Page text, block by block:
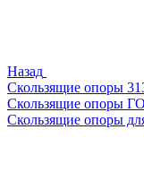
Назад
Скользящие опоры
Скользящие опоры
Скользящие опоры